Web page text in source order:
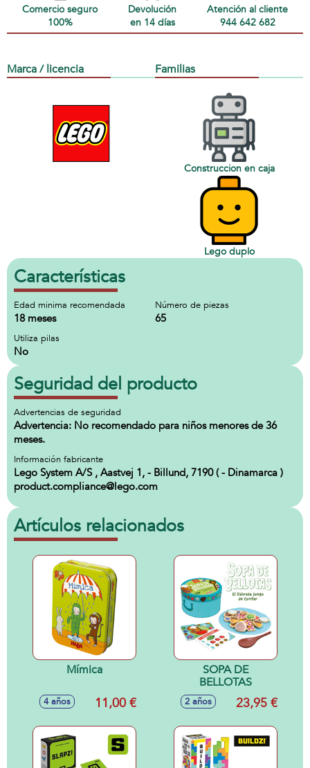
Comercio seguro
100%
Devolución
en 14 días
Atención al cliente
944 642 682
Marca / licencia Familias
Construccion en caja
Lego duplo
Características
Edad minima recomendada
18 meses
Número de piezas
65
Utiliza pilas
No
Seguridad del producto
Advertencias de seguridad
Advertencia: No recomendado para niños menores de 36
meses.
Información fabricante
Lego System A/S , Aastvej 1, - Billund, 7190 ( - Dinamarca )
product.compliance@lego.com
Artículos relacionados
Mímica
4 años 11,00 €
SOPA DE
BELLOTAS
2 años 23,95 €